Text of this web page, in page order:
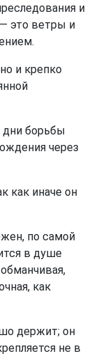
и
это ветры и
и крепко
дни борьбы
через
как иначе он
по самой
в душе
как
держит; он
не в